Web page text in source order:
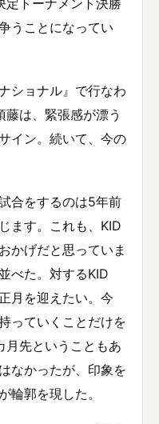
定トーナメント決勝
うことになってい
ショナル』で行なわ
は、緊張感が漂う
イン。続いて、今の
合をするのは5年前
ます。これも、KID
かげだと思っていま
べた。対するKID
月を迎えたい。今
っていくことだけを
月先ということもあ
なかったが、印象を
輪郭を現した。